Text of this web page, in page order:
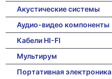
Акустические системы
Аудио-видео компоненты
Кабели HI-FI
Мультирум
Портативная электроника